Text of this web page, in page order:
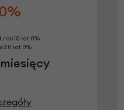
/ do 10 rat 0%
20 rat 0%